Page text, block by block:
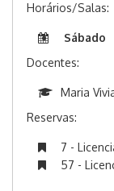
Horários/Salas:
Sábado
Docentes:
Maria
Reservas:
7 -
57 -